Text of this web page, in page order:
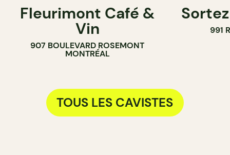
SANDWICHERIE
Fleurimont Café &
Vin
907 BOULEVARD ROSEMONT
MONTRÉAL
BAR À VIN
CAVISTE991
TOUS LES CAVISTES